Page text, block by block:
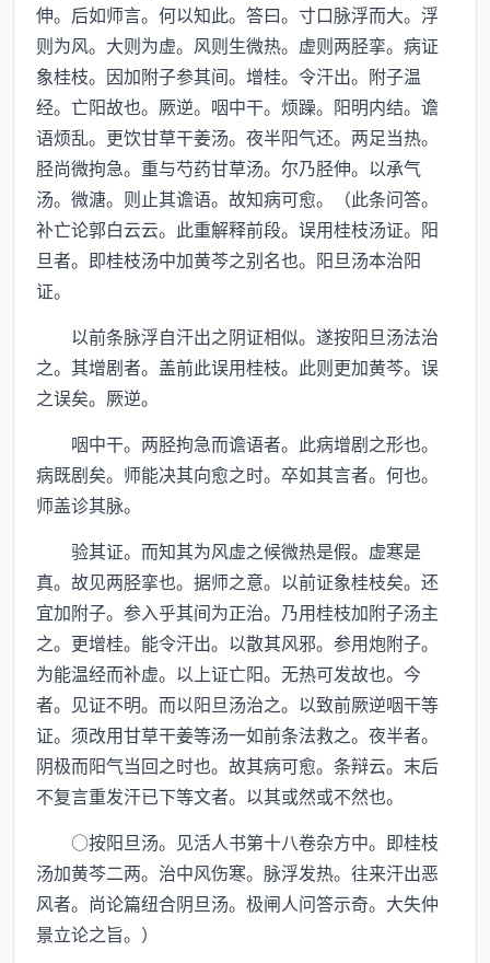
伸。后如师言。何以知此。答曰。寸口脉浮而大。浮
则为风。大则为虚。风则生微热。虚则两胫挛。病证
象桂枝。因加附子参其间。增桂。令汗出。附子温
经。亡阳故也。厥逆。咽中干。烦躁。阳明内结。谵
语烦乱。更饮甘草干姜汤。夜半阳气还。两足当热。
胫尚微拘急。重与芍药甘草汤。尔乃胫伸。以承气
汤。微溏。则止其谵语。故知病可愈。（此条问答。
补亡论郭白云云。此重解释前段。误用桂枝汤证。阳
旦者。即桂枝汤中加黄芩之别名也。阳旦汤本治阳
证。
以前条脉浮自汗出之阴证相似。遂按阳旦汤法治
之。其增剧者。盖前此误用桂枝。此则更加黄芩。误
之误矣。厥逆。
咽中干。两胫拘急而谵语者。此病增剧之形也。
病既剧矣。师能决其向愈之时。卒如其言者。何也。
师盖诊其脉。
验其证。而知其为风虚之候微热是假。虚寒是
真。故见两胫挛也。据师之意。以前证象桂枝矣。还
宜加附子。参入乎其间为正治。乃用桂枝加附子汤主
之。更增桂。能令汗出。以散其风邪。参用炮附子。
为能温经而补虚。以上证亡阳。无热可发故也。今
者。见证不明。而以阳旦汤治之。以致前厥逆咽干等
证。须改用甘草干姜等汤一如前条法救之。夜半者。
阴极而阳气当回之时也。故其病可愈。条辩云。末后
不复言重发汗已下等文者。以其或然或不然也。
○按阳旦汤。见活人书第十八卷杂方中。即桂枝
汤加黄芩二两。治中风伤寒。脉浮发热。往来汗出恶
风者。尚论篇纽合阴旦汤。极闸人问答示奇。大失仲
景立论之旨。）